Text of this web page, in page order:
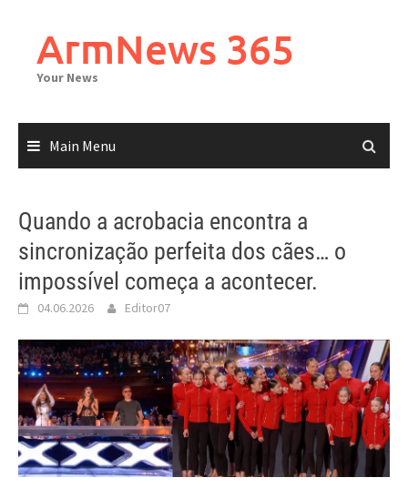
contentArmNews 365
Your News
Main Menu
Quando a acrobacia encontra a
sincronização perfeita dos cães… o
impossível começa a acontecer.
04.06.2026 Editor07